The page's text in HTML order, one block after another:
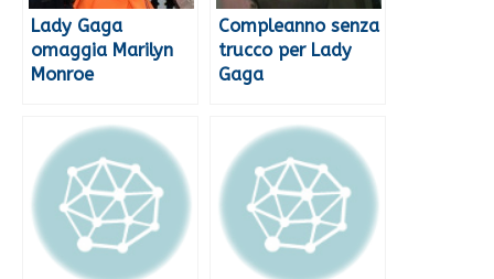
Lady Gaga
omaggia Marilyn
Monroe
Compleanno senza
trucco per Lady
Gaga